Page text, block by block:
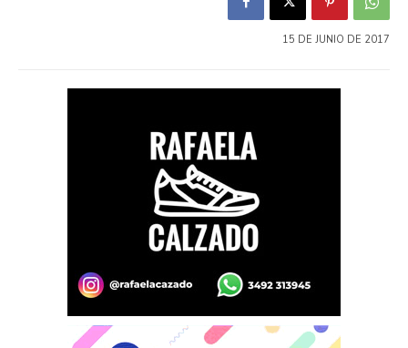
15 DE JUNIO DE 2017